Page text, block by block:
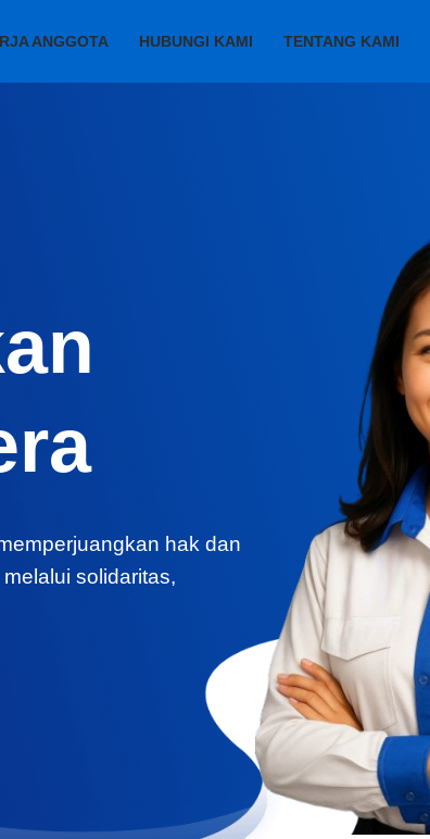
ANGGOTA HUBUNGI KAMI TENTANG KAMI
hak dan
solidaritas,